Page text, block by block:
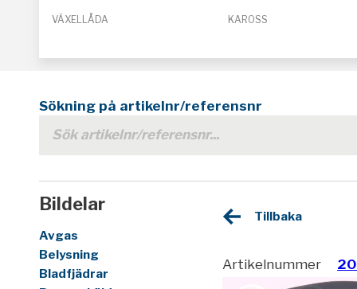
VÄXELLÅDA KAROSS
Sökning på artikelnr/referensnr
Bildelar
Avgas
Belysning
Bladfjädrar
Tillbaka
Artikelnummer